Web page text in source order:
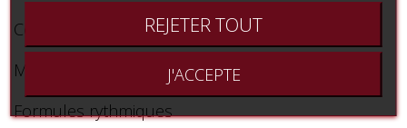
Construction des accords
Motifs main gauche
Formules rythmiques
REJETER TOUT
J'ACCEPTE